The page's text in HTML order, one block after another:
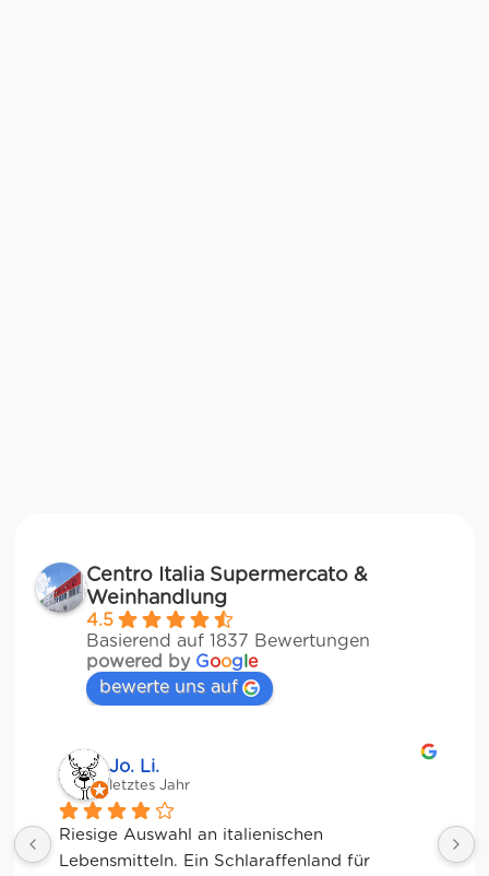
Centro Italia Supermercato &
Weinhandlung
4.5
Basierend auf 1837 Bewertungen
powered by Google
bewerte uns auf
Jessica Chu
letztes Jahr
Tolle Auswahl! Die Frischetheke und der
Kaffee sind ebenfalls sensationell. Viele